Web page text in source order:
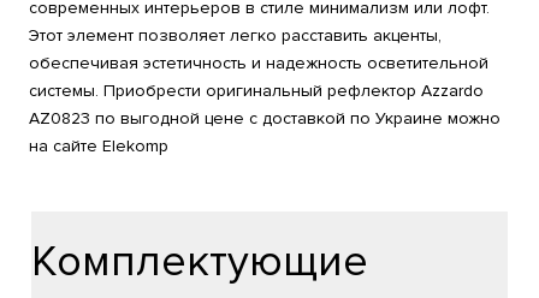
современных интерьеров в стиле минимализм или лофт.
Этот элемент позволяет легко расставить акценты,
обеспечивая эстетичность и надежность осветительной
системы. Приобрести оригинальный рефлектор Azzardo
AZ0823 по выгодной цене с доставкой по Украине можно
на сайте Elekomp
Комплектующие